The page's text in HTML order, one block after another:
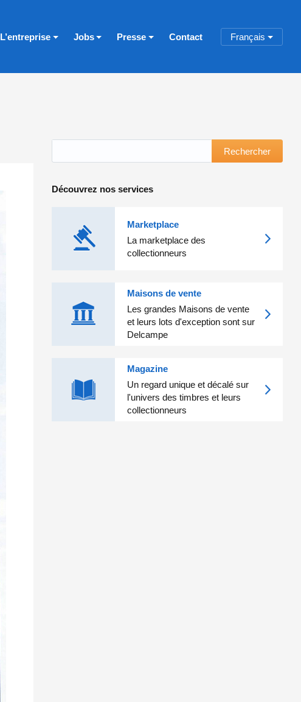
L’entreprise Jobs Presse Contact Français
Rechercher
Découvrez nos services
Marketplace
La marketplace des
collectionneurs
Maisons de vente
Les grandes Maisons de vente
et leurs lots d'exception sont sur
Delcampe
Magazine
Un regard unique et décalé sur
l'univers des timbres et leurs
collectionneurs